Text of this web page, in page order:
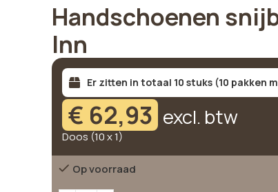
Handschoenen
Inn
Er zitten in totaal 10 stuks (10 pakken
€ 62,93 excl. btw
Doos (10 x 1)
Op voorraad